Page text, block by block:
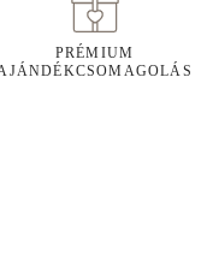
PRÉMIUM